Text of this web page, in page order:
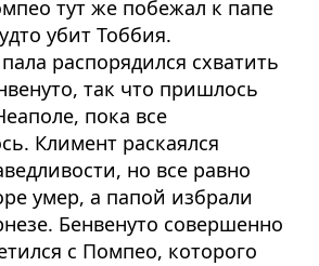
тут же побежал к папе
убит Тоббия.
распорядился схватить
так что пришлось
пока все
Климент раскаялся
но все равно
умер, а папой избрали
Бенвенуто совершенно
с Помпео, которого